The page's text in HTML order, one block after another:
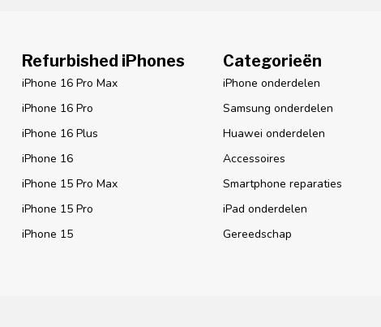
Refurbished iPhones
iPhone 16 Pro Max
iPhone 16 Pro
iPhone 16 Plus
iPhone 16
iPhone 15 Pro Max
iPhone 15 Pro
iPhone 15
Categorieën
iPhone onderdelen
Samsung onderdelen
Huawei onderdelen
Accessoires
Smartphone reparaties
iPad onderdelen
Gereedschap